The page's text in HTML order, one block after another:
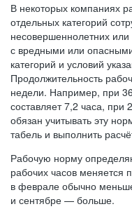
В некоторых компаниях
отдельных категорий
несовершеннолетних
с вредными или
категорий и условий
Продолжительность
недели. Например, при
составляет 7,2 часа, при
обязан учитывать эту
табель и выполнить
Рабочую норму
рабочих часов
в феврале обычно
и сентябре — больше.